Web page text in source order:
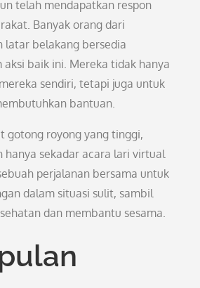
telah mendapatkan respon
Banyak orang dari
latar belakang bersedia
baik ini. Mereka tidak hanya
sendiri, tetapi juga untuk
bantuan.
gotong royong yang tinggi,
hanya sekadar acara lari virtual
perjalanan bersama untuk
dalam situasi sulit, sambil
dan membantu sesama.